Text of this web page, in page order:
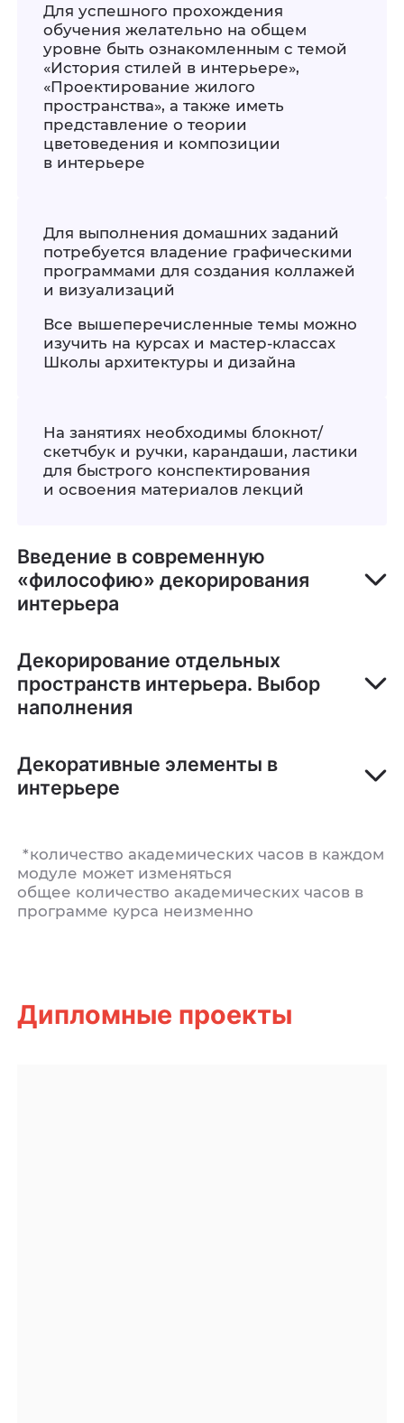
Для успешного прохождения
обучения желательно на общем
уровне быть ознакомленным с темой
«История стилей в интерьере»,
«Проектирование жилого
пространства», а также иметь
представление о теории
цветоведения и композиции
в интерьере
Для выполнения домашних заданий
потребуется владение графическими
программами для создания коллажей
и визуализаций
Все вышеперечисленные темы можно
изучить на курсах и мастер-классах
Школы архитектуры и дизайна
На занятиях необходимы блокнот/
скетчбук и ручки, карандаши, ластики
для быстрого конспектирования
и освоения материалов лекций
Введение в современную
«философию» декорирования
интерьера
Декорирование отдельных
пространств интерьера. Выбор
наполнения
Декоративные элементы в
интерьере
*количество академических часов в каждом
модуле может изменяться
общее количество академических часов в
программе курса неизменно
Дипломные проекты